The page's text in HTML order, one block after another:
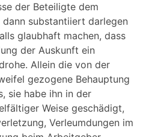
der Beteiligte dem
substantiiert darlegen
glaubhaft machen, dass
der Auskunft ein
Allein die von der
gezogene Behauptung
sie habe ihn in der
Weise geschädigt,
Verleumdungen im